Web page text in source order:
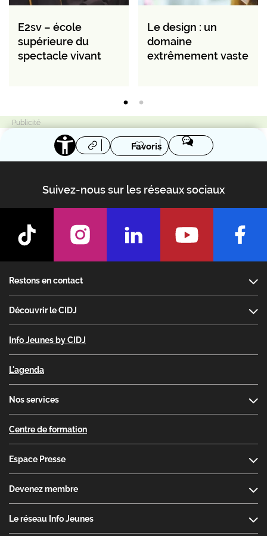
E2sv – école
supérieure du
spectacle vivant
Le design : un
domaine
extrêmement vaste
Favoris
Suivez-nous sur les réseaux sociaux
Restons en contact
Découvrir le CIDJ
Info Jeunes by CIDJ
L'agenda
Nos services
Centre de formation
Espace Presse
Devenez membre
Le réseau Info Jeunes